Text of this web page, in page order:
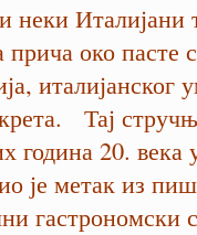
Италијани
око пасте
италијанског
Тај
година 20. века
је метак из
гастрономски